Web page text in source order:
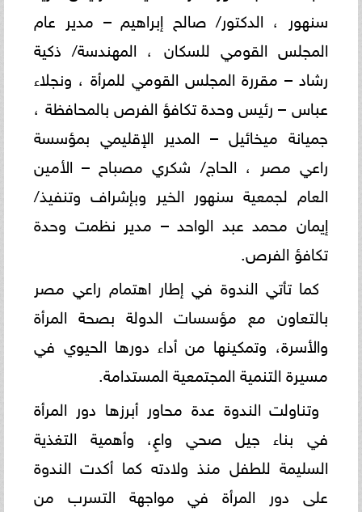
سنهور ، الدكتور/ صالح إبراهيم – مدير عام
المجلس القومي للسكان ، المهندسة/ ذكية
رشاد – مقررة المجلس القومي للمرأة ، ونجلاء
عباس – رئيس وحدة تكافؤ الفرص بالمحافظة ،
جميانة ميخائيل – المدير الإقليمي بمؤسسة
راعي مصر ، الحاج/ شكري مصباح – الأمين
العام لجمعية سنهور الخير وبإشراف وتنفيذ/
إيمان محمد عبد الواحد – مدير نظمت وحدة
تكافؤ الفرص.
كما تأتي الندوة في إطار اهتمام راعي مصر
بالتعاون مع مؤسسات الدولة بصحة المرأة
والأسرة، وتمكينها من أداء دورها الحيوي في
مسيرة التنمية المجتمعية المستدامة.
وتناولت الندوة عدة محاور أبرزها دور المرأة
في بناء جيل صحي واعٍ، وأهمية التغذية
السليمة للطفل منذ ولادته كما أكدت الندوة
على دور المرأة في مواجهة التسرب من